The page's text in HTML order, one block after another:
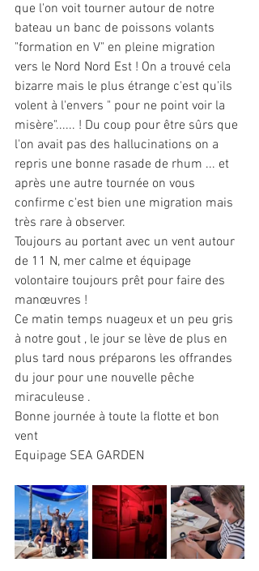
que l'on voit tourner autour de notre
bateau un banc de poissons volants
"formation en V" en pleine migration
vers le Nord Nord Est ! On a trouvé cela
bizarre mais le plus étrange c'est qu'ils
volent à l'envers " pour ne point voir la
misère"...... ! Du coup pour être sûrs que
l'on avait pas des hallucinations on a
repris une bonne rasade de rhum ... et
après une autre tournée on vous
confirme c'est bien une migration mais
très rare à observer.
Toujours au portant avec un vent autour
de 11 N, mer calme et équipage
volontaire toujours prêt pour faire des
manœuvres !
Ce matin temps nuageux et un peu gris
à notre gout , le jour se lève de plus en
plus tard nous préparons les offrandes
du jour pour une nouvelle pêche
miraculeuse .
Bonne journée à toute la flotte et bon
vent
Equipage SEA GARDEN